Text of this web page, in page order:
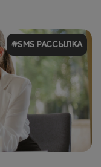
#SMS РАССЫЛКА